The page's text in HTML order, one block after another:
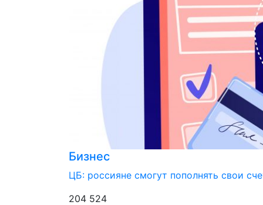
Бизнес
ЦБ: россияне смогут пополнять свои
204 524